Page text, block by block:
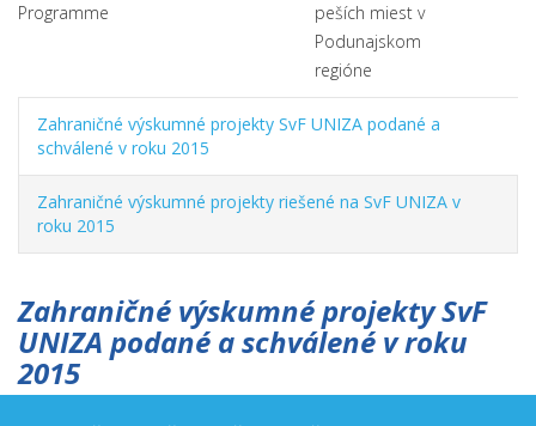
Programme
peších miest v
Podunajskom
regióne
Zahraničné výskumné projekty SvF UNIZA podané a
schválené v roku 2015
Zahraničné výskumné projekty riešené na SvF UNIZA v
roku 2015
Zahraničné výskumné projekty SvF
UNIZA podané a schválené v roku
2015